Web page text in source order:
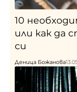
10
или как да
си
Деница Божанова